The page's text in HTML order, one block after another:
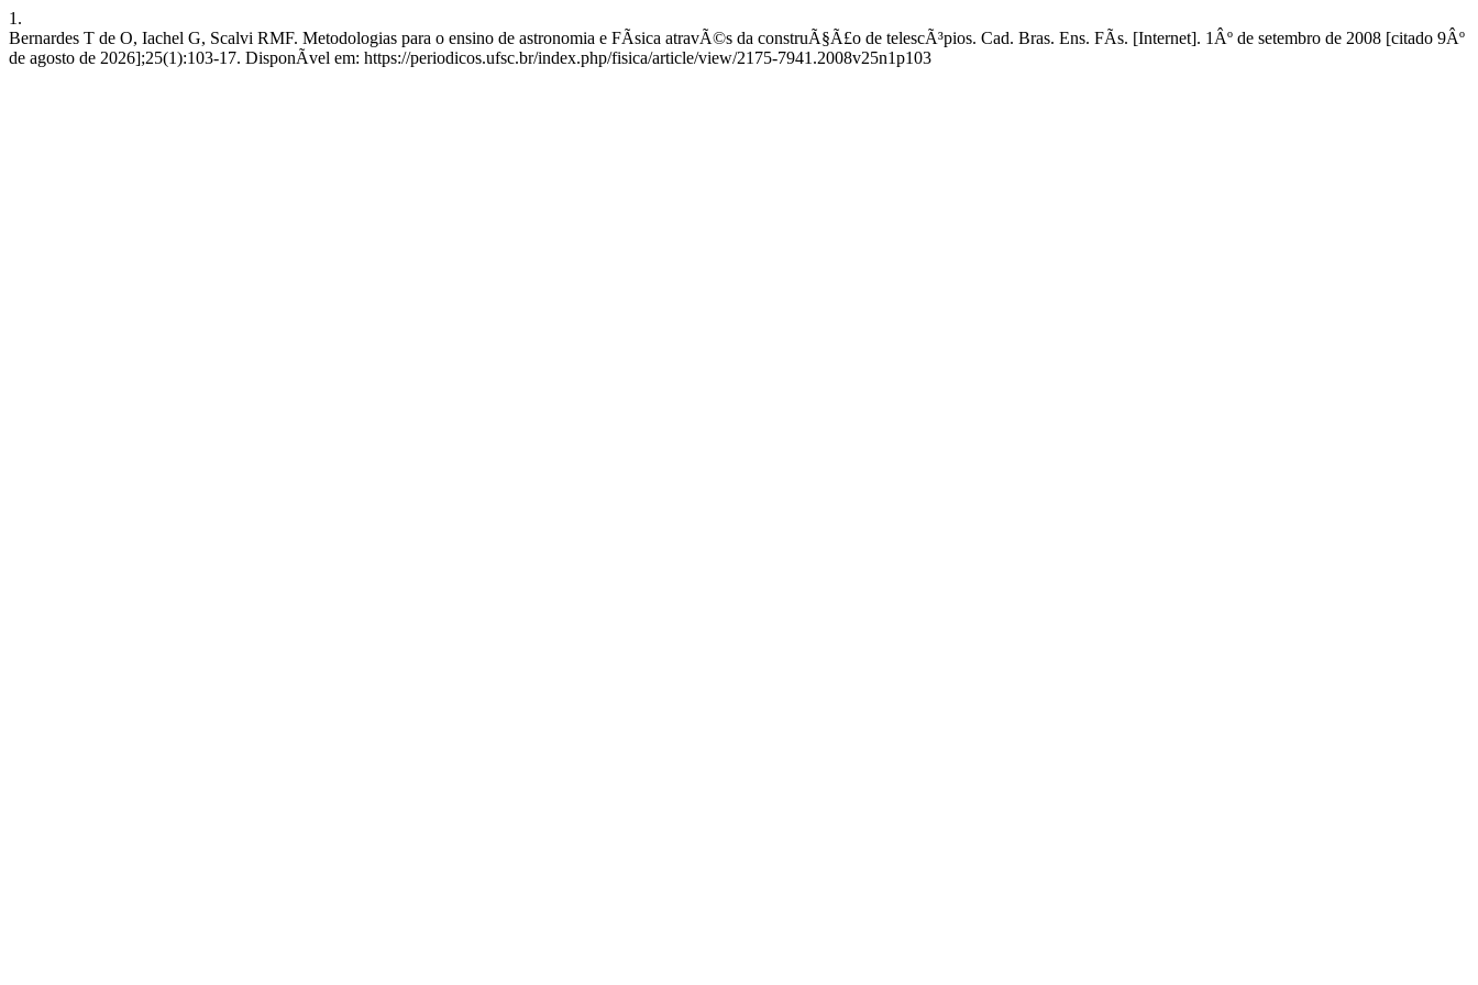
1.
Bernardes T de O, Iachel G, Scalvi RMF. Metodologias para o ensino de astronomia e FÃ­sica atravÃ©s da construÃ§Ã£o de telescÃ³pios. Cad. Bras. Ens. FÃ­s. [Internet]. 1Âº de setembro de 2008 [citado 9Âº
de agosto de 2026];25(1):103-17. DisponÃ­vel em: https://periodicos.ufsc.br/index.php/fisica/article/view/2175-7941.2008v25n1p103